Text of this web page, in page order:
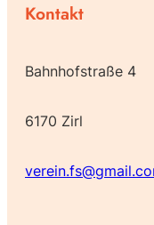
Kontakt
Bahnhofstraße 4
6170 Zirl